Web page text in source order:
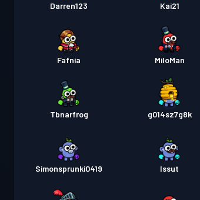
Kai21
Darren123
MiloMan
Fafnia
g014sz7g8k
Tbnarfrog
Issut
Simonsprunki0419